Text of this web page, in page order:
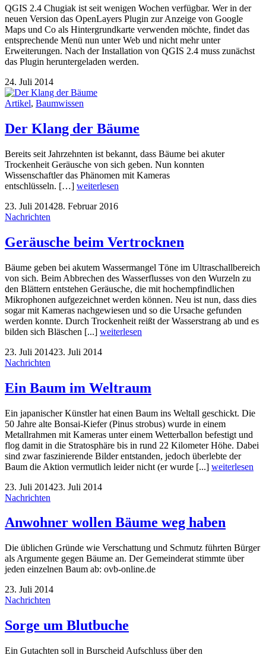
QGIS 2.4 Chugiak ist seit wenigen Wochen verfügbar. Wer in der
neuen Version das OpenLayers Plugin zur Anzeige von Google
Maps und Co als Hintergrundkarte verwenden möchte, findet das
entsprechende Menü nun unter Web und nicht mehr unter
Erweiterungen. Nach der Installation von QGIS 2.4 muss zunächst
das Plugin heruntergeladen werden.
24. Juli 2014
Artikel, Baumwissen
Der Klang der Bäume
Bereits seit Jahrzehnten ist bekannt, dass Bäume bei akuter
Trockenheit Geräusche von sich geben. Nun konnten
Wissenschaftler das Phänomen mit Kameras
entschlüsseln. […] weiterlesen
23. Juli 201428. Februar 2016
Nachrichten
Geräusche beim Vertrocknen
Bäume geben bei akutem Wassermangel Töne im Ultraschallbereich
von sich. Beim Abbrechen des Wasserflusses von den Wurzeln zu
den Blättern entstehen Geräusche, die mit hochempfindlichen
Mikrophonen aufgezeichnet werden können. Neu ist nun, dass dies
sogar mit Kameras nachgewiesen und so die Ursache gefunden
werden konnte. Durch Trockenheit reißt der Wasserstrang ab und es
bilden sich Bläschen [...] weiterlesen
23. Juli 201423. Juli 2014
Nachrichten
Ein Baum im Weltraum
Ein japanischer Künstler hat einen Baum ins Weltall geschickt. Die
50 Jahre alte Bonsai-Kiefer (Pinus strobus) wurde in einem
Metallrahmen mit Kameras unter einem Wetterballon befestigt und
flog damit in die Stratosphäre bis in rund 22 Kilometer Höhe. Dabei
sind zwar faszinierende Bilder entstanden, jedoch überlebte der
Baum die Aktion vermutlich leider nicht (er wurde [...] weiterlesen
23. Juli 201423. Juli 2014
Nachrichten
Anwohner wollen Bäume weg haben
Die üblichen Gründe wie Verschattung und Schmutz führten Bürger
als Argumente gegen Bäume an. Der Gemeinderat stimmte über
jeden einzelnen Baum ab: ovb-online.de
23. Juli 2014
Nachrichten
Sorge um Blutbuche
Ein Gutachten soll in Burscheid Aufschluss über den